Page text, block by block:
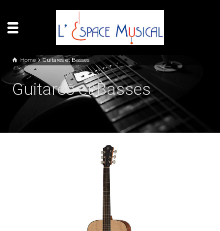
Home Guitares et Basses
Guitares et Basses